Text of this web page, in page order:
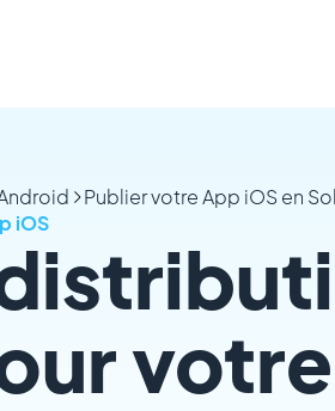
Publier votre App iOS en
iOS